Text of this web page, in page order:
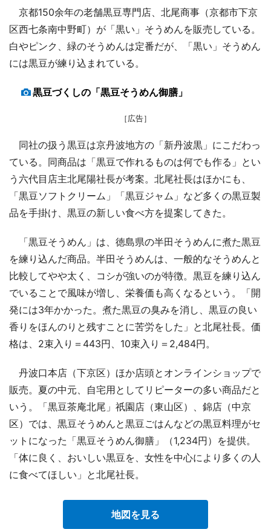
京都150余年の老舗黒豆専門店、北尾商事（京都市下京
区西七条南中野町）が「黒い」そうめんを販売している。
白やピンク、緑のそうめんは定番だが、「黒い」そうめん
には黒豆が練り込まれている。
黒豆づくしの「黒豆そうめん御膳」
［広告］
同社の扱う黒豆は京丹波地方の「新丹波黒」にこだわっ
ている。同商品は「黒豆で作れるものは何でも作る」とい
う六代目店主北尾陽社長が考案。北尾社長はほかにも、
「黒豆ソフトクリーム」「黒豆ジャム」など多くの黒豆製
品を手掛け、黒豆の新しい食べ方を提案してきた。
「黒豆そうめん」は、徳島県の半田そうめんに煮た黒豆
を練り込んだ商品。半田そうめんは、一般的なそうめんと
比較してやや太く、コシが強いのが特徴。黒豆を練り込ん
でいることで風味が増し、栄養価も高くなるという。「開
発には3年かかった。煮た黒豆の臭みを消し、黒豆の良い
香りをほんのりと残すことに苦労をした」と北尾社長。価
格は、2束入り＝443円、10束入り＝2,484円。
丹波口本店（下京区）ほか店頭とオンラインショップで
販売。夏の中元、自宅用としてリピーターの多い商品だと
いう。「黒豆茶庵北尾」祇園店（東山区）、錦店（中京
区）では、黒豆そうめんと黒豆ごはんなどの黒豆料理がセ
ットになった「黒豆そうめん御膳」（1,234円）を提供。
「体に良く、おいしい黒豆を、女性を中心により多くの人
に食べてほしい」と北尾社長。
地図を見る